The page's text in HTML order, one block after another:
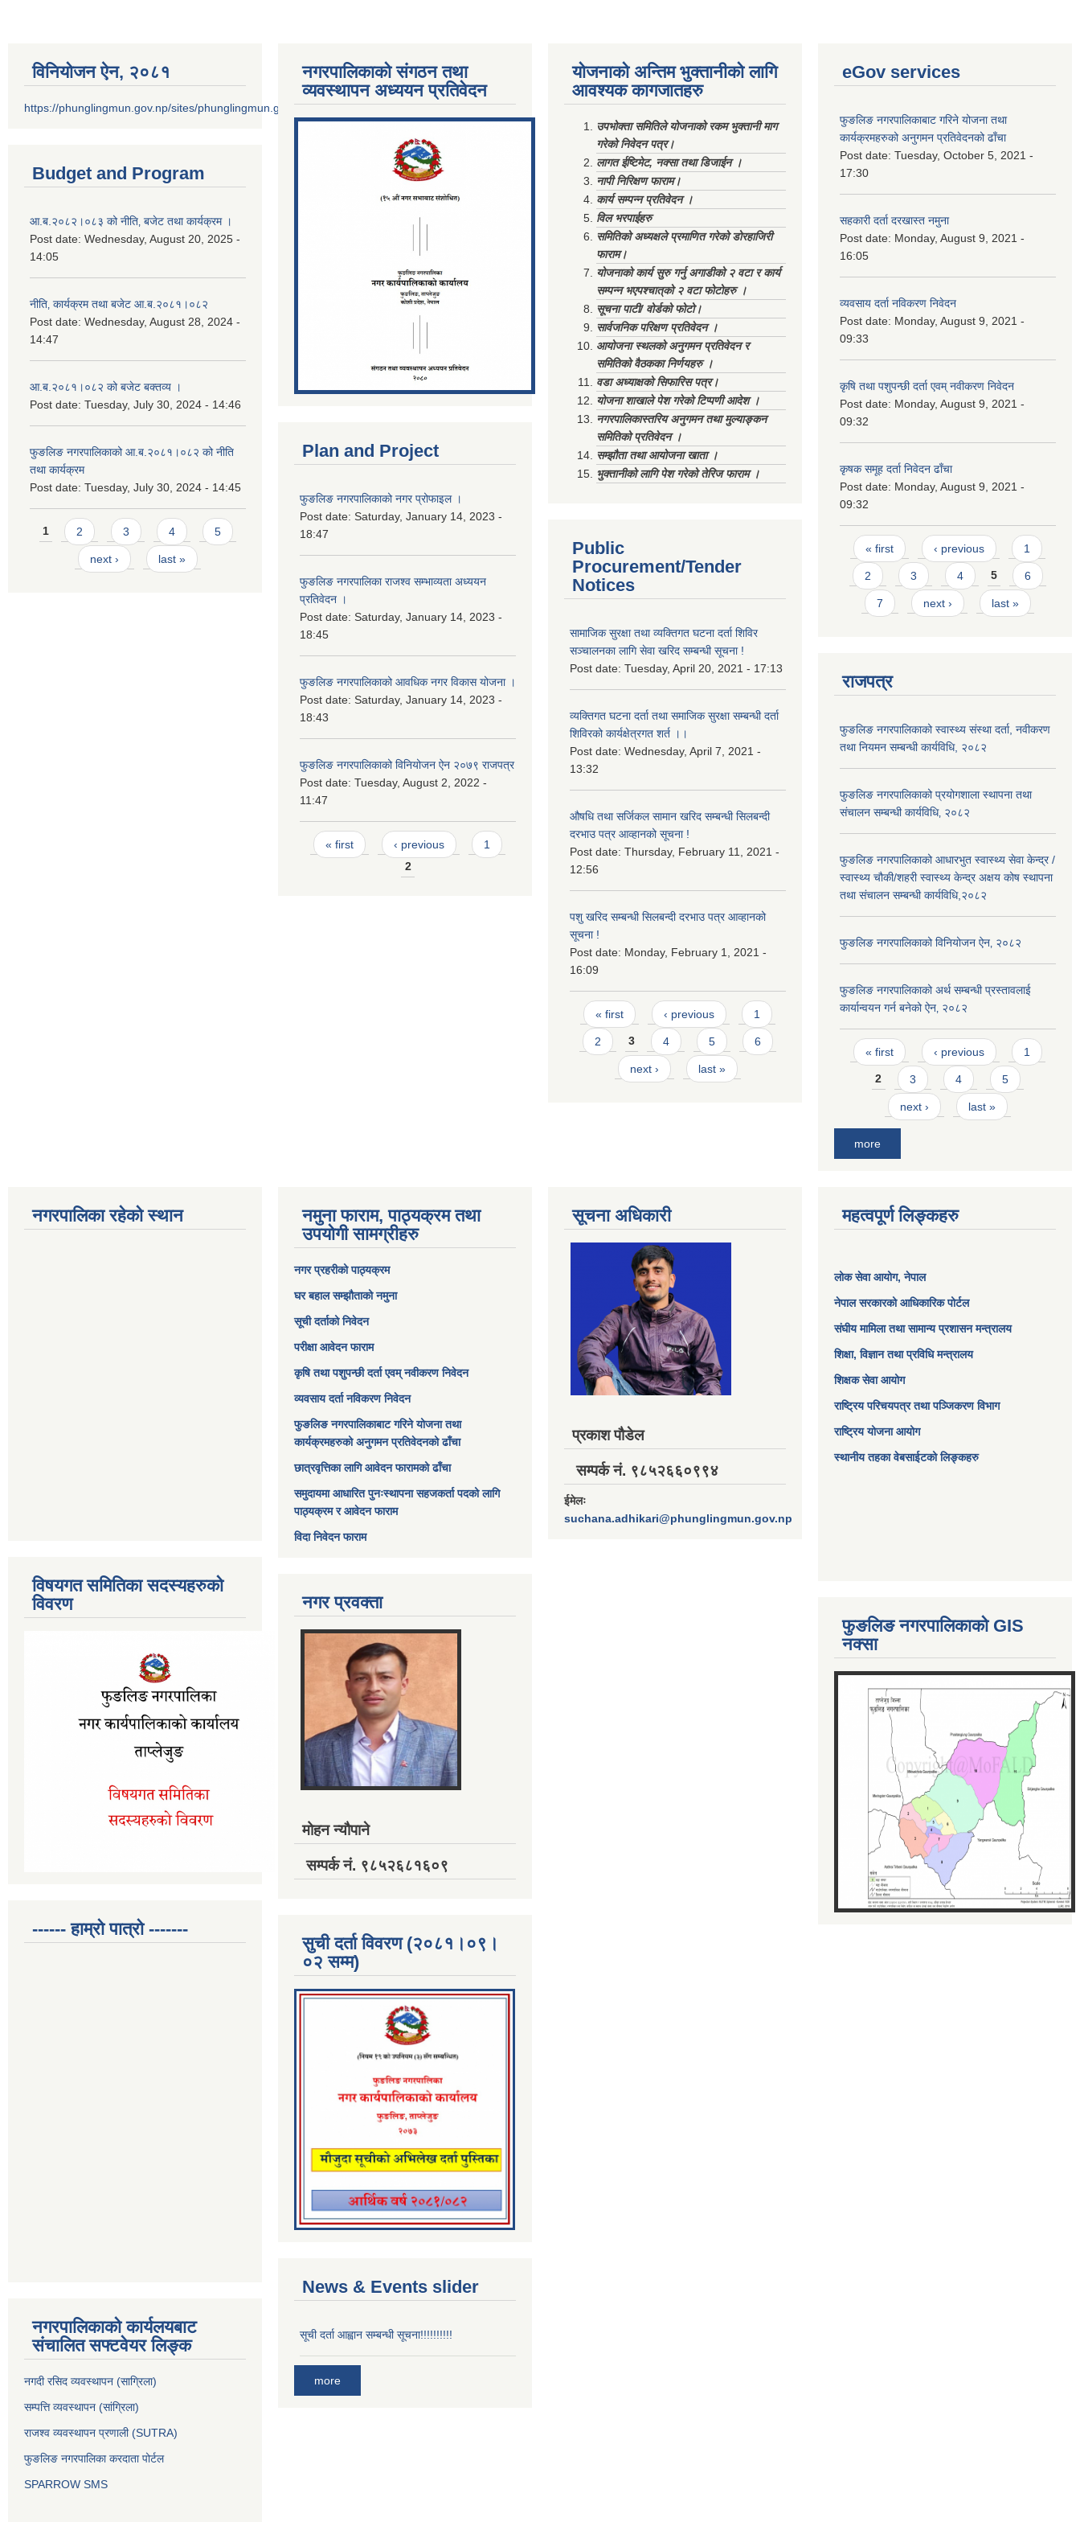
विनियोजन ऐन‚ २०८१
https://phunglingmun.gov.np/sites/phunglingmun.gov.np/files/documents/Al...
Budget and Program
आ.ब.२०८२।०८३ को नीति‚ बजेट तथा कार्यक्रम ।
Post date: Wednesday, August 20, 2025 -
14:05
नीति‚ कार्यक्रम तथा बजेट आ.ब.२०८१।०८२
Post date: Wednesday, August 28, 2024 -
14:47
आ.ब.२०८१।०८२ को बजेट बक्तव्य ।
Post date: Tuesday, July 30, 2024 - 14:46
फुङलिङ नगरपालिकाको आ.ब.२०८१।०८२ को नीति
तथा कार्यक्रम
Post date: Tuesday, July 30, 2024 - 14:45
Pages
1 2 3 4 5
next › last »
नगरपालिकाको संगठन तथा
व्यवस्थापन अध्ययन प्रतिवेदन
Plan and Project
फुङलिङ नगरपालिकाको नगर प्रोफाइल ।
Post date: Saturday, January 14, 2023 -
18:47
फुङलिङ नगरपालिका राजश्व सम्भाव्यता अध्ययन
प्रतिवेदन ।
Post date: Saturday, January 14, 2023 -
18:45
फुङलिङ नगरपालिकाको आवधिक नगर विकास योजना ।
Post date: Saturday, January 14, 2023 -
18:43
फुङलिङ नगरपालिकाको विनियोजन ऐन २०७९ राजपत्र
Post date: Tuesday, August 2, 2022 -
11:47
Pages
« first ‹ previous
1
2
योजनाको अन्तिम भुक्तानीको लागि
आवश्यक कागजातहरु
उपभोक्ता समितिले योजनाको रकम भुक्तानी माग
गरेको निवेदन पत्र।
लागत ईष्टिमेट, नक्सा तथा डिजाईन ।
नापी निरिक्षण फाराम।
कार्य सम्पन्न प्रतिवेदन ।
विल भरपाईहरु
समितिको अध्यक्षले प्रमाणित गरेको डोरहाजिरी
फाराम।
योजनाको कार्य सुरु गर्नु अगाडीको २ वटा र कार्य
सम्पन्न भएपश्चात्‌को २ वटा फोटोहरु ।
सूचना पाटी/ वोर्डको फोटो।
सार्वजनिक परिक्षण प्रतिवेदन ।
आयोजना स्थलको अनुगमन प्रतिवेदन र
समितिको वैठकका निर्णयहरु ।
वडा अध्याक्षको सिफारिस पत्र।
योजना शाखाले पेश गरेको टिप्पणी आदेश ।
नगरपालिकास्तरिय अनुगमन तथा मुल्याङ्कन
समितिको प्रतिवेदन ।
सम्झौता तथा आयोजना खाता ।
भुक्तानीको लागि पेश गरेको तेरिज फाराम ।
Public
Procurement/Tender
Notices
सामाजिक सुरक्षा तथा व्यक्तिगत घटना दर्ता शिविर
सञ्चालनका लागि सेवा खरिद सम्बन्धी सूचना !
Post date: Tuesday, April 20, 2021 - 17:13
व्यक्तिगत घटना दर्ता तथा समाजिक सुरक्षा सम्बन्धी दर्ता
शिविरको कार्यक्षेत्रगत शर्त ।।
Post date: Wednesday, April 7, 2021 -
13:32
औषधि तथा सर्जिकल सामान खरिद सम्बन्धी सिलबन्दी
दरभाउ पत्र आव्हानको सूचना !
Post date: Thursday, February 11, 2021 -
12:56
पशु खरिद सम्बन्धी सिलबन्दी दरभाउ पत्र आव्हानको
सूचना !
Post date: Monday, February 1, 2021 -
16:09
Pages
« first ‹ previous 1
2 3 4 5 6
next › last »
eGov services
फुङलिङ नगरपालिकाबाट गरिने योजना तथा
कार्यक्रमहरुको अनुगमन प्रतिवेदनको ढाँचा
Post date: Tuesday, October 5, 2021 -
17:30
सहकारी दर्ता दरखास्त नमुना
Post date: Monday, August 9, 2021 -
16:05
व्यवसाय दर्ता नविकरण निवेदन
Post date: Monday, August 9, 2021 -
09:33
कृषि तथा पशुपन्छी दर्ता एवम् नवीकरण निवेदन
Post date: Monday, August 9, 2021 -
09:32
कृषक समूह दर्ता निवेदन ढाँचा
Post date: Monday, August 9, 2021 -
09:32
Pages
« first ‹ previous 1
2 3 4 5 6
7 next › last »
राजपत्र
फुङलिङ नगरपालिकाको स्वास्थ्य संस्था दर्ता, नवीकरण
तथा नियमन सम्बन्धी कार्यविधि, २०८२
फुङलिङ नगरपालिकाको प्रयोगशाला स्थापना तथा
संचालन सम्बन्धी कार्यविधि‚ २०८२
फुङलिङ नगरपालिकाको आधारभुत स्वास्थ्य सेवा केन्द्र /
स्वास्थ्य चौकी/शहरी स्वास्थ्य केन्द्र अक्षय कोष स्थापना
तथा संचालन सम्बन्धी कार्यविधि,२०८२
फुङलिङ नगरपालिकाको विनियोजन ऐन‚ २०८२
फुङलिङ नगरपालिकाको अर्थ सम्बन्धी प्रस्तावलाई
कार्यान्वयन गर्न बनेको ऐन‚ २०८२
Pages
« first ‹ previous 1
2 3 4 5
next › last »
more
नगरपालिका रहेको स्थान
विषयगत समितिका सदस्यहरुको
विवरण
------ हाम्रो पात्रो -------
नगरपालिकाको कार्यलयबाट
संचालित सफ्टवेयर लिङ्क
नगदी रसिद व्यवस्थापन (साग्रिला)
सम्पत्ति व्यवस्थापन (सांग्रिला)
राजश्व व्यवस्थापन प्रणाली (SUTRA)
फुङलिङ नगरपालिका करदाता पोर्टल
SPARROW SMS
नमुना फाराम, पाठ्यक्रम तथा
उपयोगी सामग्रीहरु
नगर प्रहरीको पाठ्यक्रम
घर बहाल सम्झौताको नमुना
सूची दर्ताको निवेदन
परीक्षा आवेदन फाराम
कृषि तथा पशुपन्छी दर्ता एवम् नवीकरण निवेदन
व्यवसाय दर्ता नविकरण निवेदन
फुङलिङ नगरपालिकाबाट गरिने योजना तथा
कार्यक्रमहरुको अनुगमन प्रतिवेदनको ढाँचा
छात्रवृत्तिका लागि आवेदन फारामको ढाँचा
समुदायमा आधारित पुनःस्थापना सहजकर्ता पदको लागि
पाठ्यक्रम र आवेदन फाराम
विदा निवेदन फाराम
नगर प्रवक्ता
मोहन न्यौपाने
सम्पर्क नं. ९८५२६८१६०९
सुची दर्ता विवरण (२०८१।०९।
०२ सम्म)
News & Events slider
सूची दर्ता आह्वान सम्बन्धी सूचना!!!!!!!!!!
more
सूचना अधिकारी
प्रकाश पौडेल
सम्पर्क नं. ९८५२६६०९९४
ईमेलः
suchana.adhikari@phunglingmun.gov.np
महत्वपूर्ण लिङ्कहरु
लोक सेवा आयोग, नेपाल
नेपाल सरकारको आधिकारिक पोर्टल
संघीय मामिला तथा सामान्य प्रशासन मन्त्रालय
शिक्षा, विज्ञान तथा प्रविधि मन्त्रालय
शिक्षक सेवा आयोग
राष्ट्रिय परिचयपत्र तथा पञ्जिकरण विभाग
राष्ट्रिय योजना आयोग
स्थानीय तहका वेबसाईटको लिङ्कहरु
फुङलिङ नगरपालिकाको GIS
नक्सा